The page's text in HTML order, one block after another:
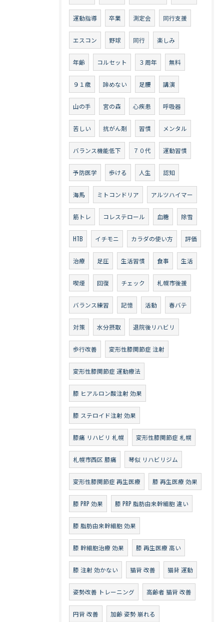
運動指導 卒業 測定会 同行支援
エスコン 野球 同行 楽しみ
年齢 コルセット ３周年 無料
９１歳 諦めない 足腰 講演
山の手 宮の森 心疾患 呼吸器
苦しい 抗がん剤 習慣 メンタル
バランス機能低下 ７０代 運動習慣
予防医学 歩ける 人生 認知
海馬 ミトコンドリア アルツハイマー
筋トレ コレステロール 血糖 除雪
HTB イチモニ カラダの使い方 評価
治療 足圧 生活習慣 食事 生活
喫煙 回復 チェック 札幌市後援
バランス練習 記憶 活動 春バテ
対策 水分摂取 退院後リハビリ
歩行改善 変形性膝関節症 注射
変形性膝関節症 運動療法
膝 ヒアルロン酸注射 効果
膝 ステロイド注射 効果
膝痛 リハビリ 札幌 変形性膝関節症 札幌
札幌市西区 膝痛 琴似 リハビリジム
変形性膝関節症 再生医療 膝 再生医療 効果
膝 PRP 効果 膝 PRP 脂肪由来幹細胞 違い
膝 脂肪由来幹細胞 効果
膝 幹細胞治療 効果 膝 再生医療 高い
膝 注射 効かない 猫背 改善 猫背 運動
姿勢改善 トレーニング 高齢者 猫背 改善
円背 改善 加齢 姿勢 崩れる